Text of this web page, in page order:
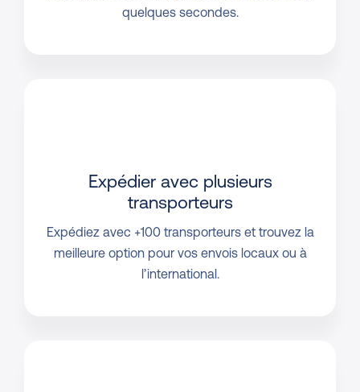
quelques secondes.
Expédier avec plusieurs
transporteurs
Expédiez avec +100 transporteurs et trouvez la
meilleure option pour vos envois locaux ou à
l’international.